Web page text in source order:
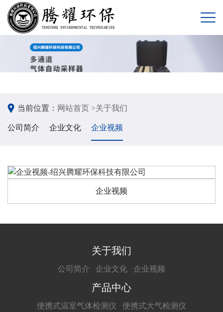
当前位置： 网站首页 >关于我们
公司简介 企业文化 企业视频
企业视频
关于我们
公司简介 企业文化 企业视频
产品中心
便携式温室气体检测仪
便携式大气检测仪